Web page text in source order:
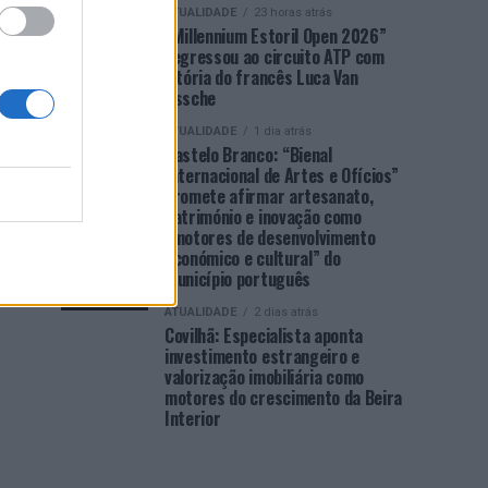
ATUALIDADE 23 horas atrás
“Millennium Estoril Open 2026”
regressou ao circuito ATP com
vitória do francês Luca Van
Assche
ATUALIDADE 1 dia atrás
Castelo Branco: “Bienal
Internacional de Artes e Ofícios”
promete afirmar artesanato,
património e inovação como
“motores de desenvolvimento
económico e cultural” do
município português
ATUALIDADE 2 dias atrás
Covilhã: Especialista aponta
investimento estrangeiro e
valorização imobiliária como
motores do crescimento da Beira
Interior